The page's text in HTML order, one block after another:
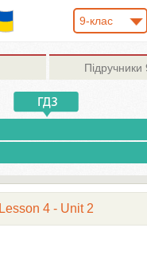
9-клас
Підручники
Lesson 4 - Unit 2